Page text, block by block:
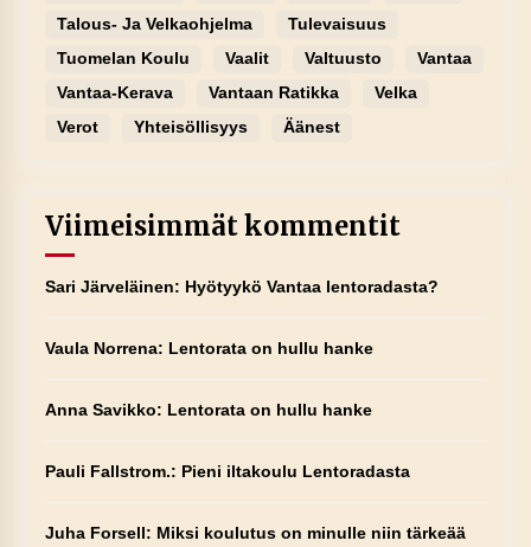
Talous- Ja Velkaohjelma
Tulevaisuus
Tuomelan Koulu
Vaalit Valtuusto
Vantaa
Vantaa-Kerava
Vantaan Ratikka
Velka
Verot
Yhteisöllisyys Äänest
Viimeisimmät kommentit
Sari Järveläinen: Hyötyykö Vantaa lentoradasta?
Vaula Norrena: Lentorata on hullu hanke
Anna Savikko: Lentorata on hullu hanke
Pauli Fallstrom.: Pieni iltakoulu Lentoradasta
Juha Forsell: Miksi koulutus on minulle niin tärkeää